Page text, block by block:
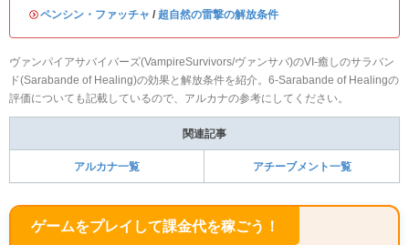
・ペンシン・ファッチャ / 超自然の雷撃の解放条件
ヴァンパイアサバイバーズ(VampireSurvivors/ヴァンサバ)のVI-癒しのサラバン
ド(Sarabande of Healing)の効果と解放条件を紹介。6-Sarabande of Healingの
評価についても記載しているので、アルカナの参考にしてください。
関連記事
アルカナ一覧 アチーブメント一覧
ゲームをプレイして課金代を稼ごう！